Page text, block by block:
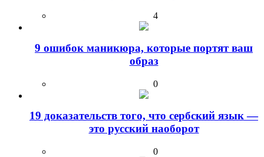
4
9 ошибок маникюра, которые портят ваш
образ
0
19 доказательств того, что сербский язык —
это русский наоборот
0